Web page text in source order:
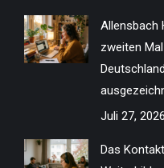
Allensbach
zweiten
Juli 27, 2026
Das